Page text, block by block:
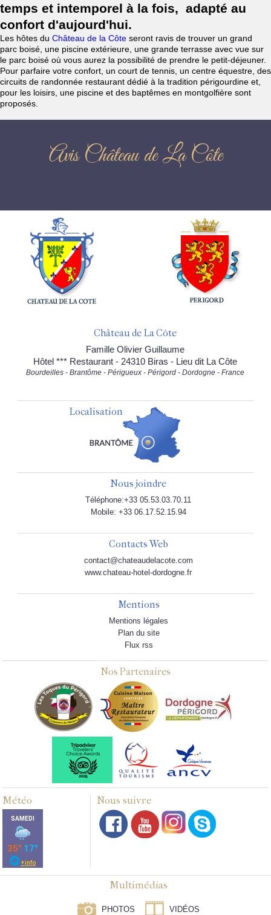
temps et intemporel à la fois, adapté au
confort d'aujourd'hui.
Les hôtes du Château de la Côte seront ravis de trouver un grand
parc boisé, une piscine extérieure, une grande terrasse avec vue sur
le parc boisé où vous aurez la possibilité de prendre le petit-déjeuner.
Pour parfaire votre confort, un court de tennis, un centre équestre, des
circuits de randonnée restaurant dédié à la tradition périgourdine et,
pour les loisirs, une piscine et des baptêmes en montgolfière sont
proposés.
Avis Château de La Côte
Château de La Côte
Famille Olivier Guillaume
Hôtel *** Restaurant - 24310 Biras - Lieu dit La Côte
Bourdeilles - Brantôme - Périgueux - Périgord - Dordogne - France
Localisation
Nous joindre
Téléphone:+33 05.53.03.70.11
Mobile: +33 06.17.52.15.94
Contacts Web
contact@chateaudelacote.com
www.chateau-hotel-dordogne.fr
Mentions
Mentions légales
Plan du site
Flux rss
Nos Partenaires
Météo Nous suivre
Multimédias
PHOTOS VIDÉOS